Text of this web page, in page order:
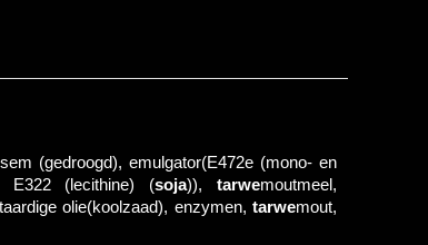
(gedroogd), emulgator(E472e (mono- en
E322 (lecithine) (soja)),tarwemoutmeel,
olie(koolzaad), enzymen,tarwemout,